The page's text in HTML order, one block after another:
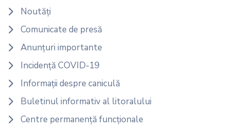
Noutăți
Comunicate de presă
Anunțuri importante
Incidență COVID-19
Informații despre caniculă
Buletinul informativ al litoralului
Centre permanență funcționale